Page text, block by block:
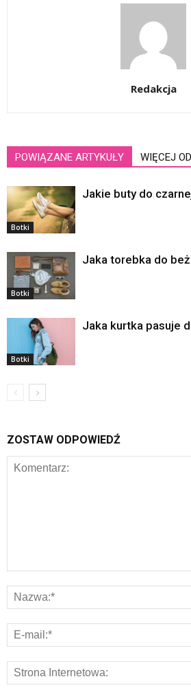
Redakcja
POWIĄZANE ARTYKUŁY WIĘCEJ
Botki
Jakie buty do
Botki
Jaka torebka do
Botki
Jaka kurtka pasuje
ZOSTAW ODPOWIEDŹ